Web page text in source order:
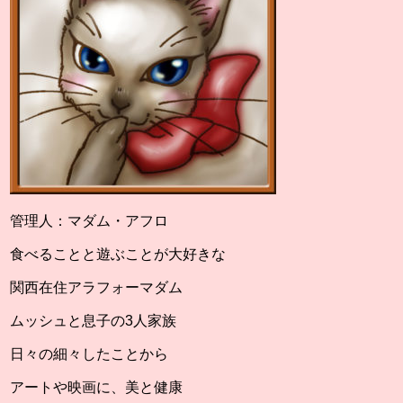
管理人：マダム・アフロ
食べることと遊ぶことが大好きな
関西在住アラフォーマダム
ムッシュと息子の3人家族
日々の細々したことから
アートや映画に、美と健康